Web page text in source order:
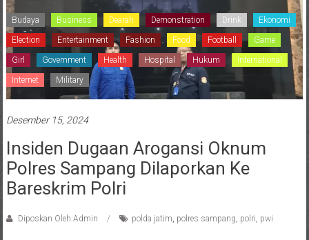
Budaya Business Dearah Demonstration Drink Ekonomi
Election Entertainment Fashion Food Football Game
Girl Government Health Hospital Hukum International
Internet Military
Desember 15, 2024
Insiden Dugaan Arogansi Oknum
Polres Sampang Dilaporkan Ke
Bareskrim Polri
Diposkan Oleh:Admin polda jatim, polres sampang, polri, pwi